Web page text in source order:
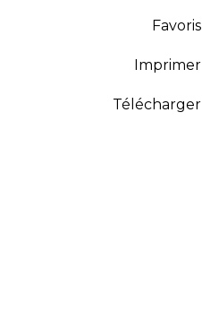
Favoris
Imprimer
Télécharger